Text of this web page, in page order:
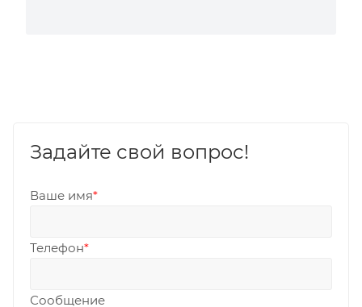
Задайте свой вопрос!
Ваше имя*
Телефон*
Сообщение